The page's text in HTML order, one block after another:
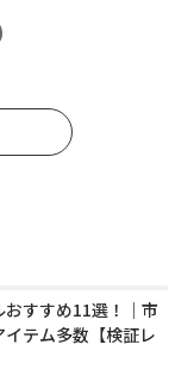
すすめ11選！｜市
テム多数【検証レ